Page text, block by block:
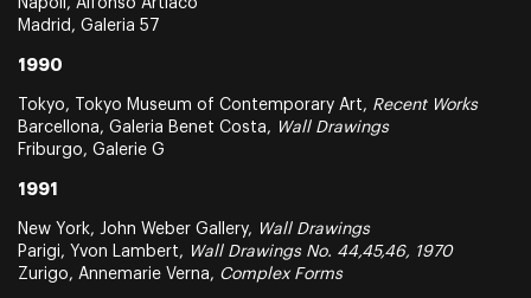
Napoli, Alfonso Artiaco
Madrid, Galeria 57
1990
Tokyo, Tokyo Museum of Contemporary Art, Recent Works
Barcellona, Galeria Benet Costa,
Wall Drawings
Friburgo, Galerie G
1991
New York, John Weber Gallery,
Wall Drawings
Parigi, Yvon Lambert,
Wall Drawings No. 44,45,46, 1970
Zurigo, Annemarie Verna, Complex Forms